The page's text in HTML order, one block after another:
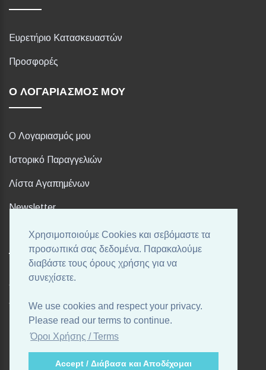
Χρησιμοποιούμε Cookies και σεβόμαστε τα
προσωπικά σας δεδομένα. Παρακαλούμε
διαβάστε τους όρους χρήσης για να
συνεχίσετε.
We use cookies and respect your privacy.
Please read our terms to continue.
Όροι Χρήσης / Terms
Accept / Διάβασα και Αποδέχομαι
Ευρετήριο Κατασκευαστών
Προσφορές
Ο ΛΟΓΑΡΙΑΣΜΌΣ ΜΟΥ
Ο Λογαριασμός μου
Ιστορικό Παραγγελιών
Λίστα Αγαπημένων
Newsletter
FOLLOW US
Ακολουθήστε μας στα αγαπημένα σας Social Media!